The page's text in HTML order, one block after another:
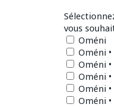
vous
Oméni
Oméni
Oméni
Oméni
Oméni
Oméni